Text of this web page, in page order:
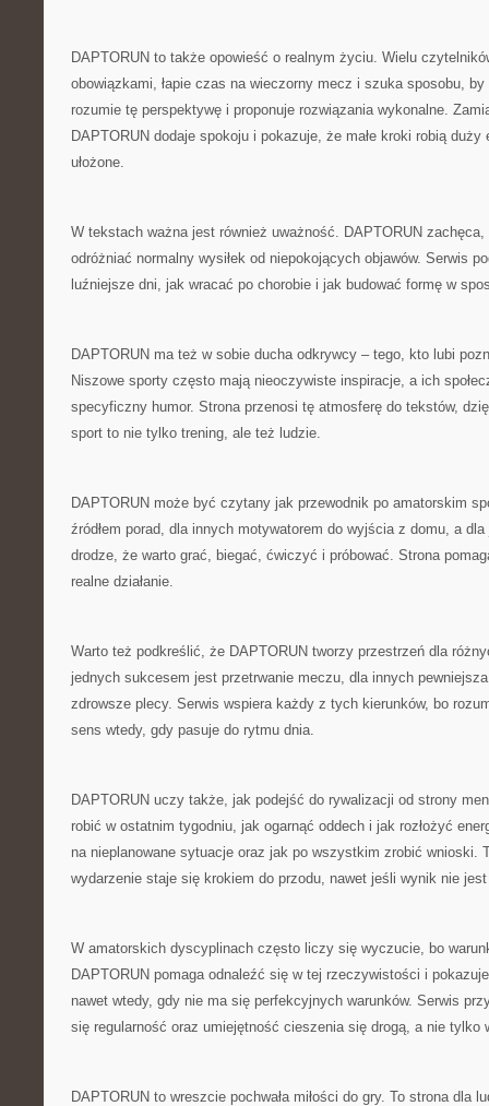
DAPTORUN to także opowieść o realnym życiu. Wielu
obowiązkami, łapie czas na wieczorny mecz i szuka sposobu,
rozumie tę perspektywę i proponuje rozwiązania wykonalne.
DAPTORUN dodaje spokoju i pokazuje, że małe kroki robią
ułożone.
W tekstach ważna jest również uważność. DAPTORUN zachęca,
odróżniać normalny wysiłek od niepokojących objawów. Serwis
luźniejsze dni, jak wracać po chorobie i jak budować formę w
DAPTORUN ma też w sobie ducha odkrywcy – tego, kto lubi
Niszowe sporty często mają nieoczywiste inspiracje, a ich
specyficzny humor. Strona przenosi tę atmosferę do tekstów,
sport to nie tylko trening, ale też ludzie.
DAPTORUN może być czytany jak przewodnik po amatorskim
źródłem porad, dla innych motywatorem do wyjścia z domu, a
drodze, że warto grać, biegać, ćwiczyć i próbować. Strona
realne działanie.
Warto też podkreślić, że DAPTORUN tworzy przestrzeń dla
jednych sukcesem jest przetrwanie meczu, dla innych
zdrowsze plecy. Serwis wspiera każdy z tych kierunków, bo
sens wtedy, gdy pasuje do rytmu dnia.
DAPTORUN uczy także, jak podejść do rywalizacji od strony
robić w ostatnim tygodniu, jak ogarnąć oddech i jak rozłożyć
na nieplanowane sytuacje oraz jak po wszystkim zrobić wnioski.
wydarzenie staje się krokiem do przodu, nawet jeśli wynik nie
W amatorskich dyscyplinach często liczy się wyczucie, bo
DAPTORUN pomaga odnaleźć się w tej rzeczywistości i
nawet wtedy, gdy nie ma się perfekcyjnych warunków. Serwis
się regularność oraz umiejętność cieszenia się drogą, a nie tylko
DAPTORUN to wreszcie pochwała miłości do gry. To strona dla